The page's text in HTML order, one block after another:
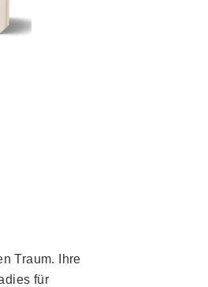
Traum. Ihre
für